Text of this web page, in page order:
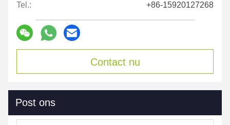
Tel.: +86-15920127268
Contact nu
Post ons